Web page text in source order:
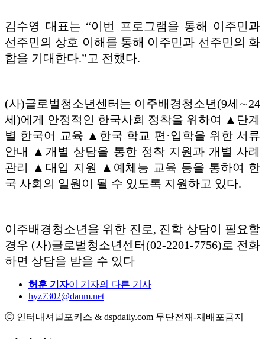
김수영 대표는 “이번 프로그램을 통해 이주민과
선주민의 상호 이해를 통해 이주민과 선주민의 화
합을 기대한다.”고 전했다.
(사)글로벌청소년센터는 이주배경청소년(9세∼24
세)에게 안정적인 한국사회 정착을 위하여 ▲단계
별 한국어 교육 ▲한국 학교 편·입학을 위한 서류
안내 ▲개별 상담을 통한 정착 지원과 개별 사례
관리 ▲대입 지원 ▲예체능 교육 등을 통하여 한
국 사회의 일원이 될 수 있도록 지원하고 있다.
이주배경청소년을 위한 진로, 진학 상담이 필요할
경우 (사)글로벌청소년센터(02-2201-7756)로 전화
하면 상담을 받을 수 있다
허훈 기자이 기자의 다른 기사
hyz7302@daum.net
ⓒ 인터내셔널포커스 & dspdaily.com 무단전재-재배포금지